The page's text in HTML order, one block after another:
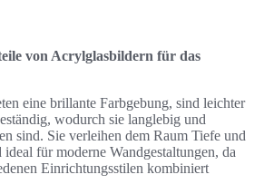
von Acrylglasbildern für das
eine brillante Farbgebung, sind leichter
wodurch sie langlebig und
sind. Sie verleihen dem Raum Tiefe und
für moderne Wandgestaltungen, da
Einrichtungsstilen kombiniert